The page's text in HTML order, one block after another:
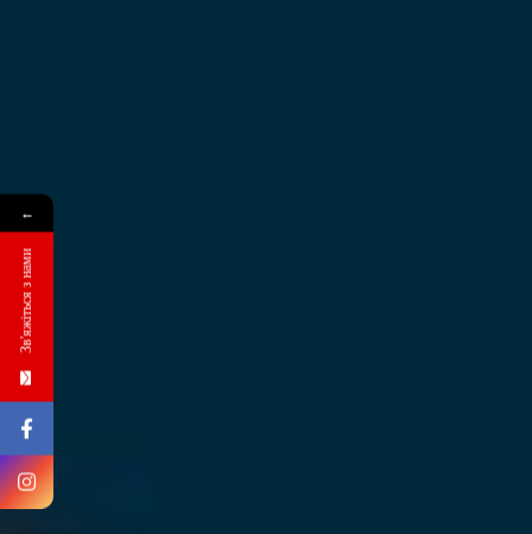
←
Зв'яжіться з нами